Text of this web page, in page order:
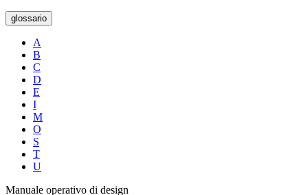
glossario
A
B
C
D
E
I
M
O
S
T
U
Manuale operativo di design